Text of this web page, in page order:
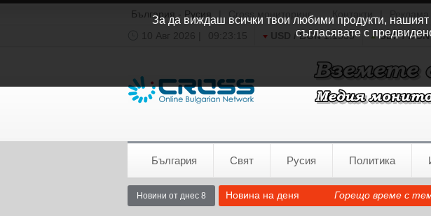
България - Русия Cross мониторинг
10 Авг 2026 |
09:23:15 USD / BGN1.1535 GBP / BGN
България Свят Русия Политика
Новини от днес 8 Новина на деня Горещо време с
За да виждаш всички твои любими продукти, нашият
съгласявате с